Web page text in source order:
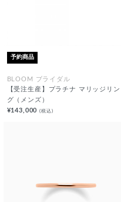
予約商品
BLOOM ブライダル
【受注生産】プラチナ マリッジリン
グ（メンズ）
¥143,000(税込)